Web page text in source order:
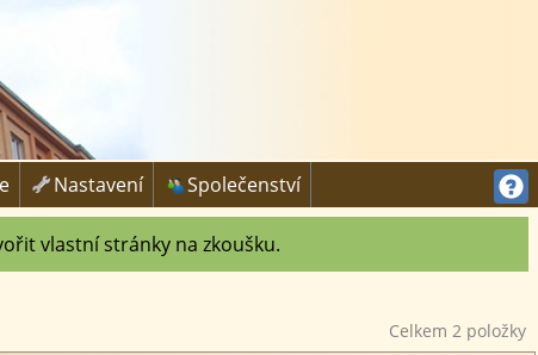
Nastavení Společenství 
vlastní stránky na zkoušku.
Celkem 2 položky